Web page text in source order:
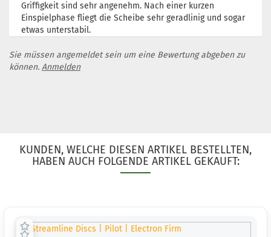
Griffigkeit sind sehr angenehm. Nach einer kurzen
Einspielphase fliegt die Scheibe sehr geradlinig und sogar
etwas unterstabil.
Sie müssen angemeldet sein um eine Bewertung abgeben zu
können. Anmelden
KUNDEN, WELCHE DIESEN ARTIKEL BESTELLTEN,
HABEN AUCH FOLGENDE ARTIKEL GEKAUFT: